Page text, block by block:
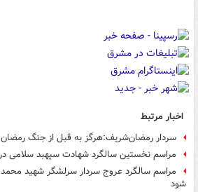
اخبار مرتبط
سردار رمضان‌شریف:هرگز به قبل از جنگ
مراسم نخستین سالگرد شهادت سپهبد سلامی
مراسم سالگرد عروج سردار سرلشگر شهید
شود